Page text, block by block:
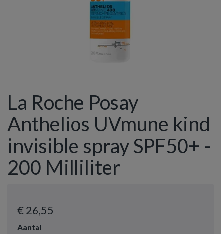
La Roche Posay
Anthelios UVmune kind
invisible spray SPF50+ -
200 Milliliter
€ 26,55
Aantal